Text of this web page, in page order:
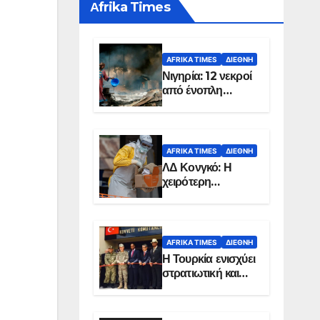
Αfrika Times
AFRIKA TIMES ΔΙΕΘΝΉ
Νιγηρία: 12 νεκροί
από ένοπλη
επίθεση σε χωριό
AFRIKA TIMES ΔΙΕΘΝΉ
ΛΔ Κονγκό: Η
χειρότερη
επιδημία Έμπολα
χώρας
AFRIKA TIMES ΔΙΕΘΝΉ
Η Τουρκία ενισχύει
στρατιωτική και
ενεργειακή
Σομαλία